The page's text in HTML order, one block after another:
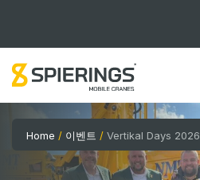
모바일 타워크레인
eLift
Home / 이벤트 / Vertikal Days 2026